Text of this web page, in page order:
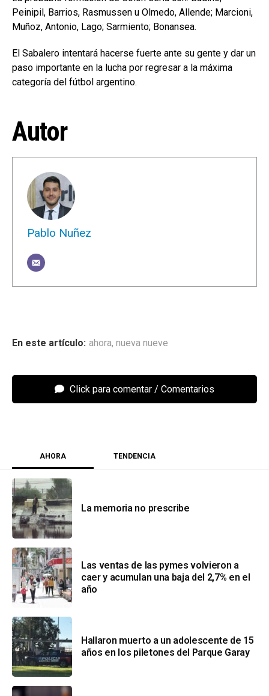
Peinipil, Barrios, Rasmussen u Olmedo, Allende; Marcioni,
Muñoz, Antonio, Lago; Sarmiento; Bonansea.
El Sabalero intentará hacerse fuerte ante su gente y dar un
paso importante en la lucha por regresar a la máxima
categoría del fútbol argentino.
Autor
Pablo Nuñez
ahora, nueva nueve
Click para comentar
AHORA TENDENCIA
La memoria no prescribe
Las ventas de las pymes volvieron a
caer y acumulan una baja del 2,7% en el
año
Hallaron muerto a un adolescente de 15
años en los piletones del Parque Garay